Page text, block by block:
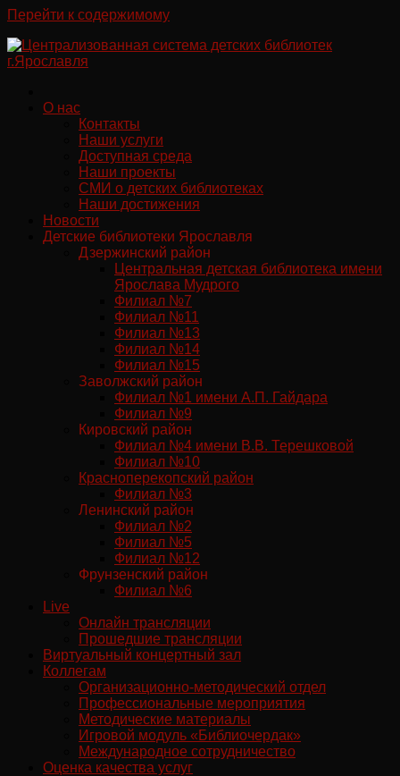
Перейти к содержимому
О нас
Контакты
Наши услуги
Доступная среда
Наши проекты
СМИ о детских библиотеках
Наши достижения
Новости
Детские библиотеки Ярославля
Дзержинский район
Центральная детская библиотека имени
Ярослава Мудрого
Филиал №7
Филиал №11
Филиал №13
Филиал №14
Филиал №15
Заволжский район
Филиал №1 имени А.П. Гайдара
Филиал №9
Кировский район
Филиал №4 имени В.В. Терешковой
Филиал №10
Красноперекопский район
Филиал №3
Ленинский район
Филиал №2
Филиал №5
Филиал №12
Фрунзенский район
Филиал №6
Live
Онлайн трансляции
Прошедшие трансляции
Виртуальный концертный зал
Коллегам
Организационно-методический отдел
Профессиональные мероприятия
Методические материалы
Игровой модуль «Библиочердак»
Международное сотрудничество
Оценка качества услуг